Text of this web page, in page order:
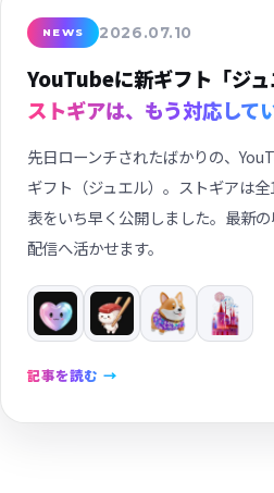
NEWS 2026.07.10
YouTubeに新ギフト「ジュ
ストギアは、もう対応して
先日ローンチされたばかりの、
ギフト（ジュエル）。ストギアは
表をいち早く公開しました。最新
配信へ活かせます。
記事を読む →